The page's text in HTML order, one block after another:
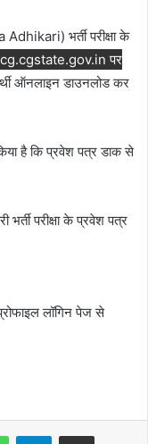
भर्ती परीक्षा के
पर
ऑनलाइन डाउनलोड कर
है कि प्रवेश पत्र डाक से
भर्ती परीक्षा के प्रवेश पत्र
लॉगिन पेज से
WhatsAppTelegramShare via Email